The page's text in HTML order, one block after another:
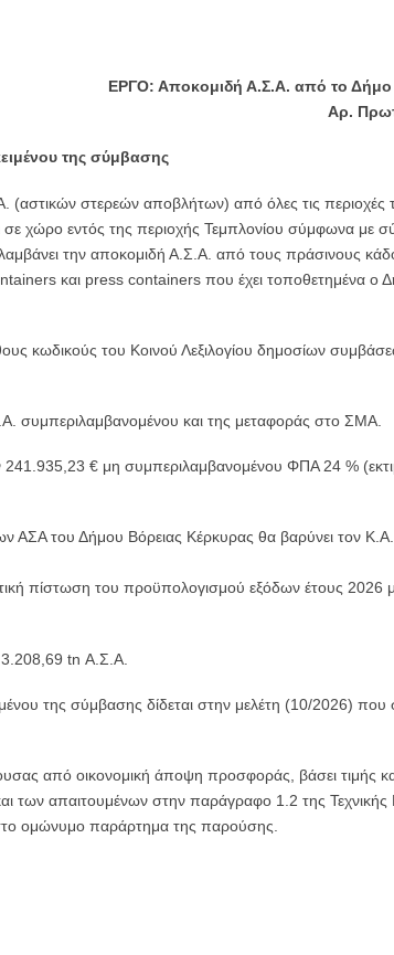
ΕΡΓΟ: Αποκομιδή Α.Σ.Α. από το Δήμο
Αρ.
της σύμβασης
στερεών αποβλήτων) από όλες τις περιοχές
χώρο εντός της περιοχής Τεμπλονίου σύμφωνα με
την αποκομιδή Α.Σ.Α. από τους πράσινους
και press containers που έχει τοποθετημένα ο
κωδικούς του Κοινού Λεξιλογίου δημοσίων
συμπεριλαμβανομένου και της μεταφοράς στο ΣΜΑ.
€ μη συμπεριλαμβανομένου ΦΠΑ 24 %
του Δήμου Βόρειας Κέρκυρας θα βαρύνει τον
πίστωση του προϋπολογισμού εξόδων έτους 2026
3.208,69 tn Α.Σ.Α.
της σύμβασης δίδεται στην μελέτη (10/2026) που
από οικονομική άποψη προσφοράς, βάσει τιμής
των απαιτουμένων στην παράγραφο 1.2 της Τεχνικής
ομώνυμο παράρτημα της παρούσης.